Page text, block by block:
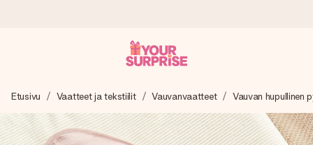
Valmistamme lahjasi huolella ja lähetämme sen hetkessä,
jotta voit antaa sen juuri oikeaan aikaan, kun sillä on eniten
merkitystä.
Etusivu Vaatteet ja tekstiilit Vauvanvaatteet Vauvan hupullinen